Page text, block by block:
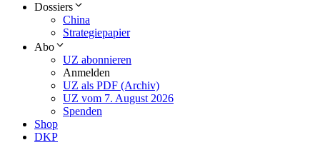
Dossiers
China
Strategiepapier
Abo
UZ abonnieren
Anmelden
UZ als PDF (Archiv)
UZ vom 7. August 2026
Spenden
Shop
DKP